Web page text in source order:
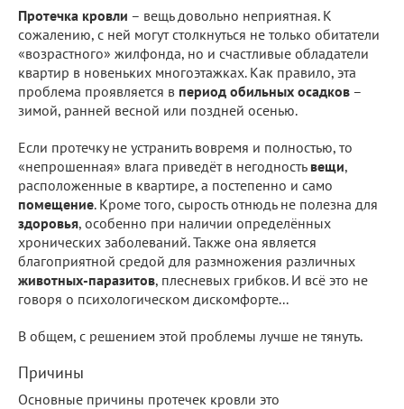
Протечка кровли – вещь довольно неприятная. К
сожалению, с ней могут столкнуться не только обитатели
«возрастного» жилфонда, но и счастливые обладатели
квартир в новеньких многоэтажках. Как правило, эта
проблема проявляется в период обильных осадков –
зимой, ранней весной или поздней осенью.
Если протечку не устранить вовремя и полностью, то
«непрошенная» влага приведёт в негодность вещи,
расположенные в квартире, а постепенно и само
помещение. Кроме того, сырость отнюдь не полезна для
здоровья, особенно при наличии определённых
хронических заболеваний. Также она является
благоприятной средой для размножения различных
животных-паразитов, плесневых грибков. И всё это не
говоря о психологическом дискомфорте...
В общем, с решением этой проблемы лучше не тянуть.
Причины
Основные причины протечек кровли это